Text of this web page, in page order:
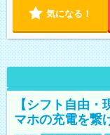
気になる！
【シフト自由
マホの充電を繋